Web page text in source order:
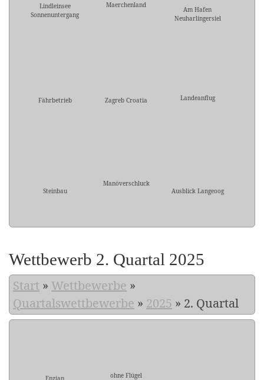
Lindleinsee
Sonnenuntergang
Maerchenland
Am Hafen
Neuharlingersiel
Fährbetrieb Zagreb Croatia Landeanflug
Steinbau
Manöverschluck
Ausblick Langeoog
Wettbewerb 2. Quartal 2025
Start » Wettbewerbe »
Quartalswettbewerbe » 2025 » 2. Quartal
Enzian ohne Flügel